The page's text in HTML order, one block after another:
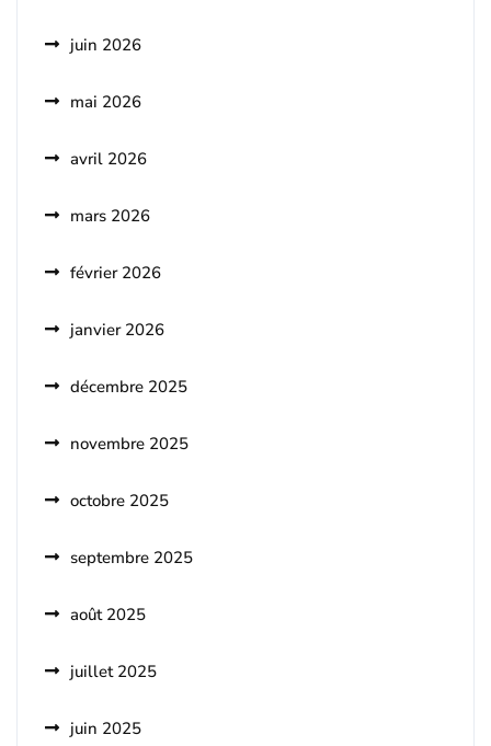
juin 2026
mai 2026
avril 2026
mars 2026
février 2026
janvier 2026
décembre 2025
novembre 2025
octobre 2025
septembre 2025
août 2025
juillet 2025
juin 2025